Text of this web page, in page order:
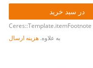
در سبد خرید
Ceres::Template.itemFootnote
به علاوه. هزینه ارسال